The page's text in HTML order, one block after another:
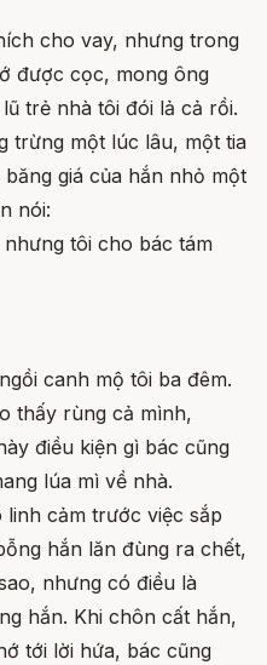
cho vay, nhưng trong
được cọc, mong ông
trẻ nhà tôi đói lả cả rồi.
trừng một lúc lâu, một tia
giá của hắn nhỏ một
nói:
tôi cho bác tám
canh mộ tôi ba đêm.
thấy rùng cả mình,
điều kiện gì bác cũng
lúa mì về nhà.
cảm trước việc sắp
hắn lăn đùng ra chết,
nhưng có điều là
hắn. Khi chôn cất hắn,
tới lời hứa, bác cũng